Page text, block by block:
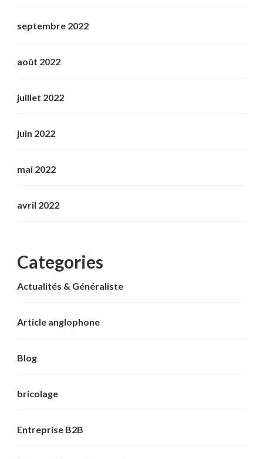
septembre 2022
août 2022
juillet 2022
juin 2022
mai 2022
avril 2022
Categories
Actualités & Généraliste
Article anglophone
Blog
bricolage
Entreprise B2B